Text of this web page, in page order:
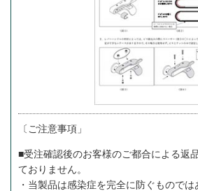
〔ご注意事項」
■受注確認後のお客様のご都合による返
ておりません。
・当製品は感染症を完全に防ぐものでは